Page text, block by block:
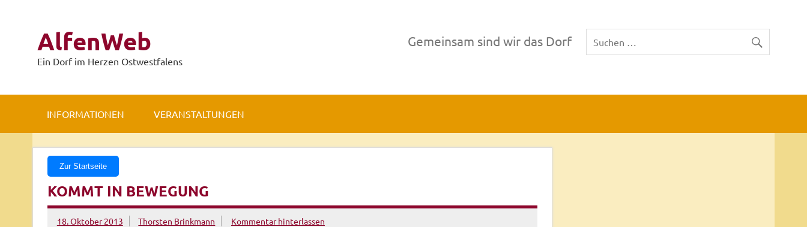
AlfenWeb
Ein Dorf im Herzen Ostwestfalens
Gemeinsam sind wir das Dorf
INFORMATIONEN VERANSTALTUNGEN
Zur Startseite
KOMMT IN BEWEGUNG
18. Oktober 2013 Thorsten Brinkmann Kommentar hinterlassen